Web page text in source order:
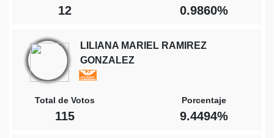
12 0.9860%
LILIANA MARIEL RAMIREZ
GONZALEZ
Total de Votos
115
Porcentaje
9.4494%